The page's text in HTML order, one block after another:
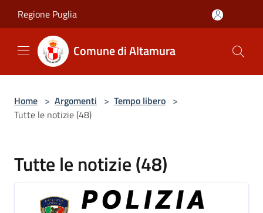
Regione Puglia
Comune di Altamura
Home > Argomenti > Tempo libero >
Tutte le notizie (48)
Tutte le notizie (48)